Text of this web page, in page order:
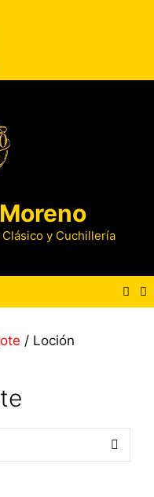
y Cuchillería
/ Loción